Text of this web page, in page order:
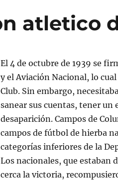
atletico
El 4 de octubre de 1939 se
y el Aviación Nacional, lo
Club. Sin embargo,
sanear sus cuentas, tener un
desaparición. Campos de
campos de fútbol de hierba
categorías inferiores de la
Los nacionales, que estaban
cerca la victoria,